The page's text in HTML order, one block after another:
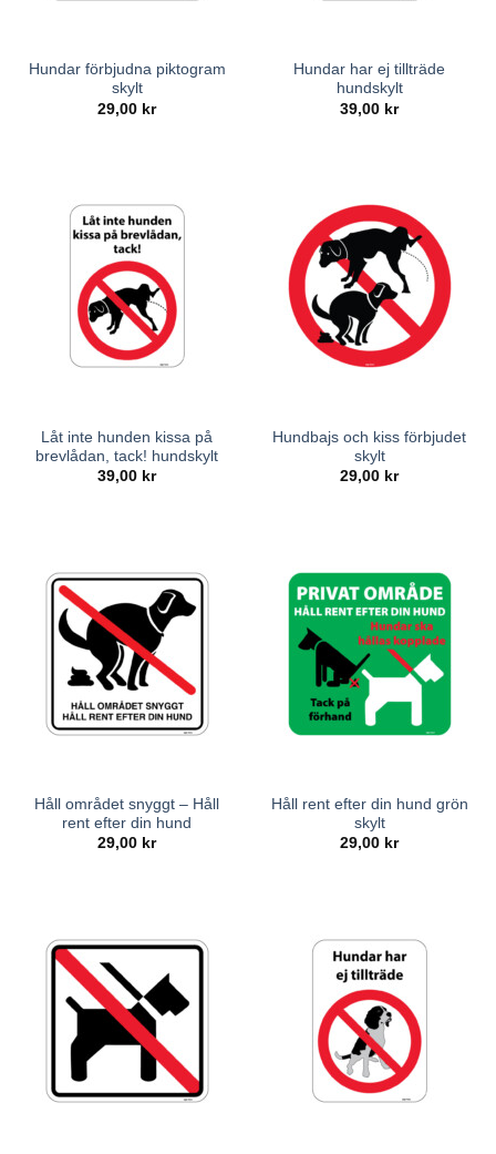
Hundar förbjudna piktogram
skylt
29,00 kr
Hundar har ej tillträde
hundskylt
39,00 kr
Låt inte hunden kissa på
brevlådan, tack! hundskylt
39,00 kr
Hundbajs och kiss förbjudet
skylt
29,00 kr
Håll området snyggt – Håll
rent efter din hund
29,00 kr
Håll rent efter din hund grön
skylt
29,00 kr